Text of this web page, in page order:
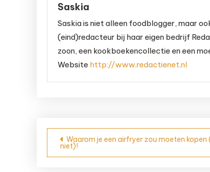
Saskia
Saskia is niet alleen foodblogger, maar
(eind)redacteur bij haar eigen bedrijf
zoon, een kookboekencollectie en een
Website http://www.redactienet.nl
Bericht
navigatie
Waarom je een airfryer zou moeten kopen
niet)!